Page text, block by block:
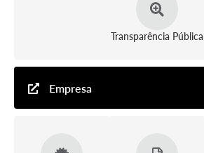
Transparência Pública
Empresa